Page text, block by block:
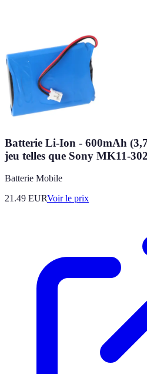
Batterie Li-Ion - 600mAh
jeu telles que Sony MK11-
Batterie Mobile
21.49 EURVoir le prix